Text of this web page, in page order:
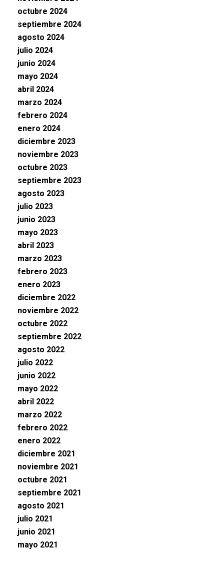
octubre 2024
septiembre 2024
agosto 2024
julio 2024
junio 2024
mayo 2024
abril 2024
marzo 2024
febrero 2024
enero 2024
diciembre 2023
noviembre 2023
octubre 2023
septiembre 2023
agosto 2023
julio 2023
junio 2023
mayo 2023
abril 2023
marzo 2023
febrero 2023
enero 2023
diciembre 2022
noviembre 2022
octubre 2022
septiembre 2022
agosto 2022
julio 2022
junio 2022
mayo 2022
abril 2022
marzo 2022
febrero 2022
enero 2022
diciembre 2021
noviembre 2021
octubre 2021
septiembre 2021
agosto 2021
julio 2021
junio 2021
mayo 2021